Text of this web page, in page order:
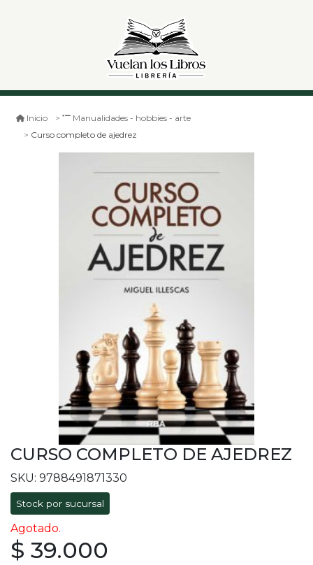
Inicio
Manualidades - hobbies - arte
Curso completo de ajedrez
CURSO COMPLETO DE AJEDREZ
SKU: 9788491871330
Stock por sucursal
Agotado.
$ 39.000